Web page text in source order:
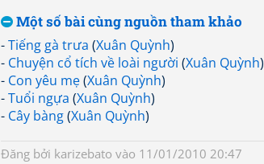
Một số bài cùng nguồn tham khảo
-Tiếng gà trưa (Xuân Quỳnh)
- Chuyện cổ tích về loài người (Xuân Quỳnh)
- Con yêu mẹ(Xuân Quỳnh)
-Tuổi ngựa (Xuân Quỳnh)
- Cây bàng(Xuân Quỳnh)
Đăng bởi karizebato vào 11/01/2010 20:47